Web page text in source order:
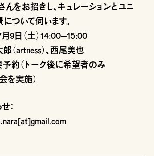
をお招きし、キュレーションとユニ
ついて伺います。
9日（土）14:00–15:00
（artness）、西尾美也
約（トーク後に希望者のみ
を実施）
：